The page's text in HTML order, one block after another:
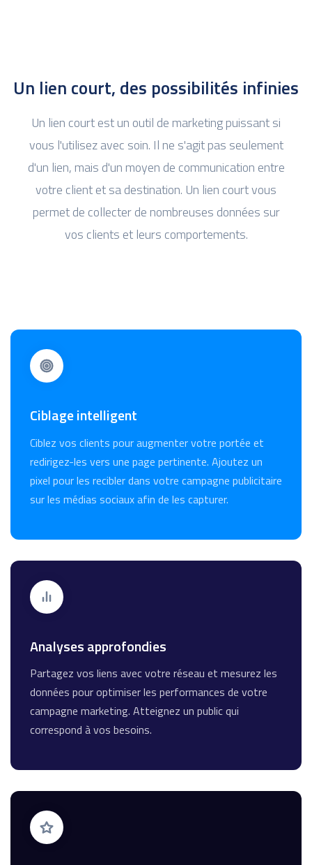
Un lien court, des possibilités infinies
Un lien court est un outil de marketing puissant si
vous l'utilisez avec soin. Il ne s'agit pas seulement
d'un lien, mais d'un moyen de communication entre
votre client et sa destination. Un lien court vous
permet de collecter de nombreuses données sur
vos clients et leurs comportements.
Ciblage intelligent
Ciblez vos clients pour augmenter votre portée et
redirigez-les vers une page pertinente. Ajoutez un
pixel pour les recibler dans votre campagne publicitaire
sur les médias sociaux afin de les capturer.
Analyses approfondies
Partagez vos liens avec votre réseau et mesurez les
données pour optimiser les performances de votre
campagne marketing. Atteignez un public qui
correspond à vos besoins.